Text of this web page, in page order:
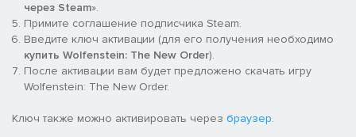
Альтернативная история
Знакомые незнакомые послевоенные годы - мир, где
нацисты победили во Второй мировой войне и исковеркали
все, до чего могли дотянуться.
В тайных лабораториях рейха и на оружейных складах вы
найдете новейшие образцы смертоносных игрушек фюрера.
через Steam».
Примите соглашение подписчика Steam.
Введите ключ активации (для его получения необходимо
купить Wolfenstein: The New Order).
После активации вам будет предложено скачать игру
Wolfenstein: The New Order.
Ключ также можно активировать через браузер.